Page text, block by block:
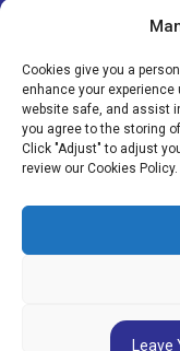
© COPYRIGHT - 2020-
site-
MÉDIAS
Leave
Cookies give you a
enhance your
website safe, and assist
you agree to the storing
Click "Adjust" to adjust
review our Cookies Policy.